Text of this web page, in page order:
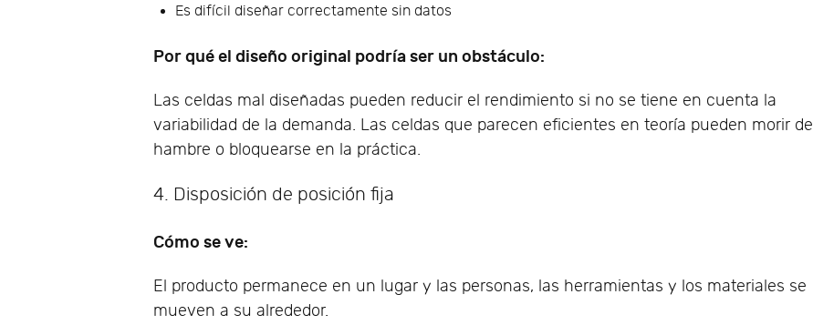
Es difícil diseñar correctamente sin datos
Por qué el diseño original podría ser un obstáculo:
Las celdas mal diseñadas pueden reducir el rendimiento si no se tiene en cuenta la
variabilidad de la demanda. Las celdas que parecen eficientes en teoría pueden morir de
hambre o bloquearse en la práctica.
4. Disposición de posición fija
Cómo se ve:
El producto permanece en un lugar y las personas, las herramientas y los materiales se
mueven a su alrededor.